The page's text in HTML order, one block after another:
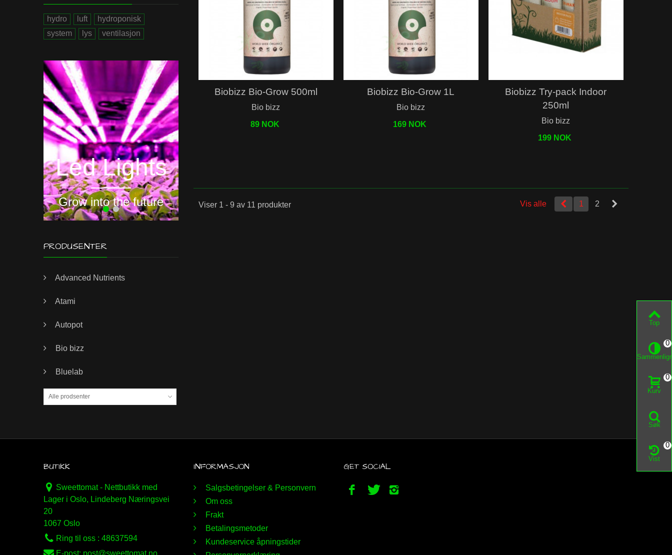
hydro luft
hydroponisk
system
lys ventilasjon
Led Lights
Grow into the future
Hydroponic
PRODUSENTER
Advanced Nutrients
Atami
Autopot
Bio bizz
Bluelab
Alle prodsenter
Hurtigvisning
Biobizz Bio-Grow 500ml
Bio bizz
89 NOK
Hurtigvisning
Biobizz Bio-Grow 1L
Bio bizz
169 NOK
Hurtigvisning
Biobizz Try-pack Indoor
250ml
Bio bizz
199 NOK
1 2
Vis alle
Viser 1 - 9 av 11 produkter
BUTIKK
Sweettomat - Nettbutikk med
Lager i Oslo, Lindeberg Næringsvei
20
1067 Oslo
Ring til oss :48637594
E-post: post@sweettomat.no
INFORMASJON
Salgsbetingelser & Personvern
Om oss
Frakt
Betalingsmetoder
Kundeservice åpningstider
GET SOCIAL
Top
0
Kurv
0
Søk
Vist
0